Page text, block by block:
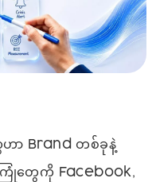
ာ Brand တစ်ခုနဲ့
တွေကို Facebook,